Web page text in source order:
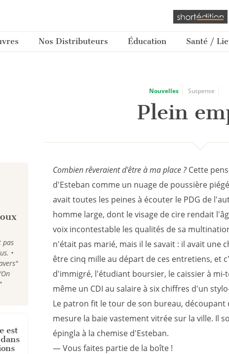
Nos Distributeurs Éducation Santé /
Nouvelles Suspense
Plein
pas
•
est
Combien rêveraient d'être à ma place ?Cette
d'Esteban comme un nuage de poussière
avait toutes les peines à écouter le PDG de
homme large, dont le visage de cire rendait
voix incontestable les qualités de sa
n'était pas marié, mais il le savait : il avait une
être cinq mille au départ de ces entretiens, et
d'immigré, l'étudiant boursier, le caissier à
même un CDI au salaire à six chiffres d'un
Le patron fit le tour de son bureau, découpant
mesure la baie vastement vitrée sur la ville. Il
épingla à la chemise d'Esteban.
— Vous faites partie de la boîte !